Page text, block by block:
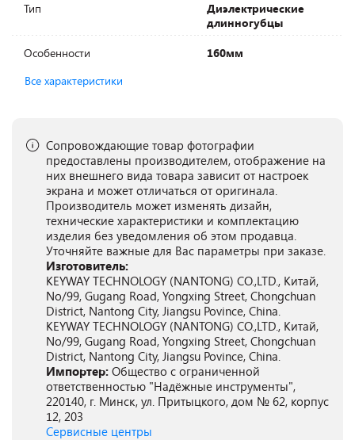
Тип
Диэлектрические
длинногубцы
Особенности
160мм
Все характеристики
Сопровождающие товар фотографии
предоставлены производителем, отображение на
них внешнего вида товара зависит от настроек
экрана и может отличаться от оригинала.
Производитель может изменять дизайн,
технические характеристики и комплектацию
изделия без уведомления об этом продавца.
Уточняйте важные для Вас параметры при заказе.
Изготовитель:
KEYWAY TECHNOLOGY (NANTONG) CO.,LTD., Китай,
No/99, Gugang Road, Yongxing Street, Chongchuan
District, Nantong City, Jiangsu Povince, China.
KEYWAY TECHNOLOGY (NANTONG) CO.,LTD., Китай,
No/99, Gugang Road, Yongxing Street, Chongchuan
District, Nantong City, Jiangsu Povince, China.
Импортер: Общество с ограниченной
ответственностью "Надёжные инструменты",
220140, г. Минск, ул. Притыцкого, дом № 62, корпус
12, 203
Сервисные центры